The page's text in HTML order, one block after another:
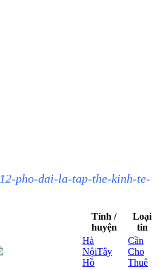
pho-dai-la-tap-the-kinh-te-
Tỉnh /
huyện
Loại
tin
Hà
NộiTây
Hồ
Cần
Cho
Thuê